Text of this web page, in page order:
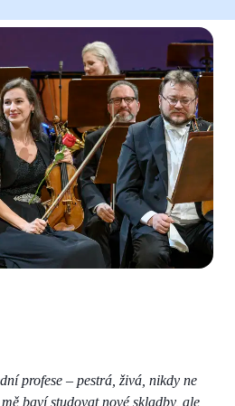
profese – pestrá, živá, nikdy ne
baví studovat nové skladby, ale